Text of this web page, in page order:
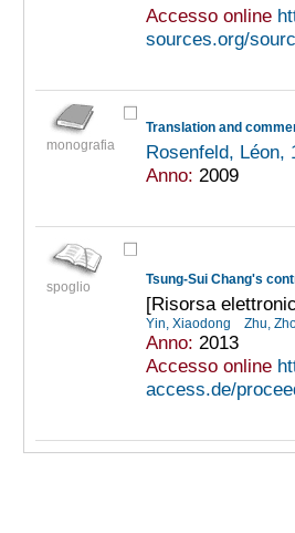
Accesso online
sources.org/
monografia
Rosenfeld, Léon,
Anno: 2009
spoglio
[Risorsa
Yin, Xiaodong Zhu,
Anno: 2013
Accesso online
access.de/